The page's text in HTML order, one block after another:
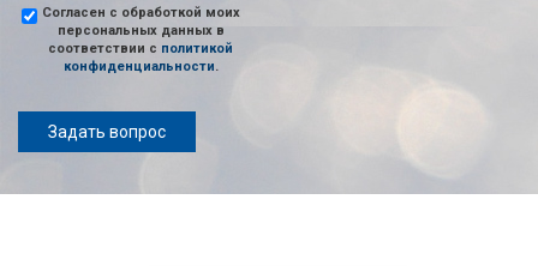
Согласен с обработкой моих
персональных данных в
соответствии с политикой
конфиденциальности.
Задать вопрос